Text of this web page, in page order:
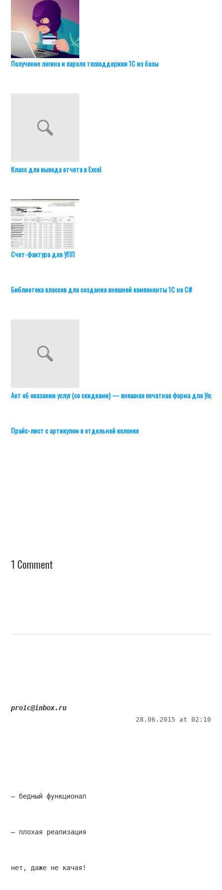
Получение логина и пароля техподдержки 1С из базы
Класс для вывода отчета в Excel
Счет-фактура для УПП
Библиотека классов для создания внешней компоненты 1С на C#
Акт об оказании услуг (со скидками) — внешняя печатная форма для
Прайс-лист с артикулом в отдельной колонке
1 Comment
pro1c@inbox.ru
28.06.2015 at 02:10
— бедный функционал
— плохая реализация
нет, даже не качая!